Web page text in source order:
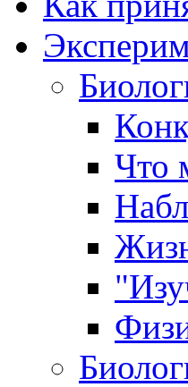
Что